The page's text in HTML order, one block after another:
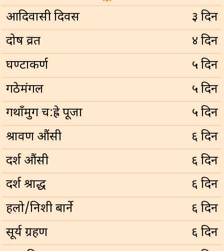
आदिवासी दिवस
३ दिन
प्रदोष व्रत
४ दिन
घण्टाकर्ण
५ दिन
गठेमंगल
५ दिन
गथाँमुग च:ह्रे पूजा
५ दिन
श्रावण औंसी
६ दिन
दर्श औंसी
६ दिन
दर्श श्राद्ध
६ दिन
हलो/निशी बार्ने
६ दिन
सूर्य ग्रहण
६ दिन